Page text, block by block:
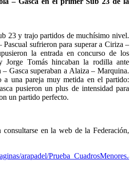
23 y trajo partidos de muchísimo nivel.
sufrieron para superar a Ciriza –
la entrada en concurso de los
Jorge Tomás hincaban la rodilla ante
Gasca superaban a Alaiza – Marquina.
a una pareja muy metida en el partido:
pusieron un plus de intensidad para
un partido perfecto.
consultarse en la web de la Federación,
arapadel/